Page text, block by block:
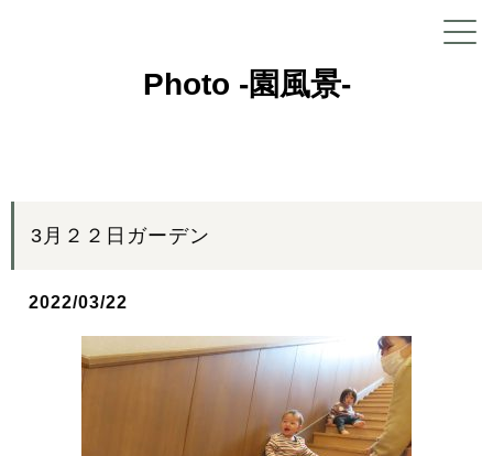
Photo -園風景-
3月２２日ガーデン
2022/03/22